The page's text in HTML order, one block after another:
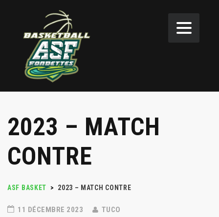
2023 – MATCH
CONTRE
ASF BASKET > 2023 – MATCH CONTRE
11 DÉCEMBRE 2023 TUCO